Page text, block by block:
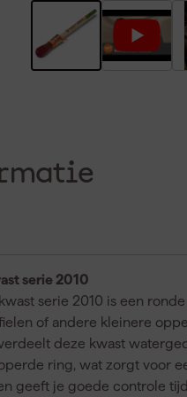
serie 2010
serie 2010 is een
of andere kleinere
deze kwast
ring, wat zorgt voor
geeft je goede controle